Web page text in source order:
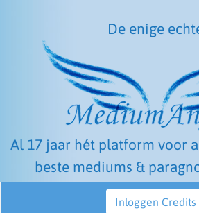
De enige
Al 17 jaar hét platform voor
beste mediums &
Inloggen Credits